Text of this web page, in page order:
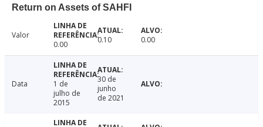
Return on Assets of SAHFI
Valor
0.00
0.10 0.00
Data
1 de
julho de
2015
30 de
junho
de 2021